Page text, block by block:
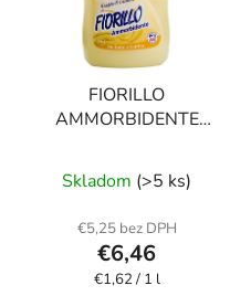
FIORILLO
AMMORBIDENTE
4000 ml aviváž
Skladom (>5 ks)
€5,25 bez DPH
€6,46
Jednotková
€1,62 / 1 l